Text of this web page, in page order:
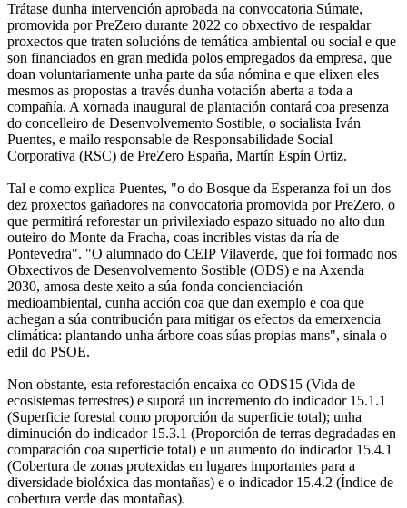
Trátase dunha intervención aprobada na convocatoria Súmate,
promovida por PreZero durante 2022 co obxectivo de respaldar
proxectos que traten solucións de temática ambiental ou social e que
son financiados en gran medida polos empregados da empresa, que
doan voluntariamente unha parte da súa nómina e que elixen eles
mesmos as propostas a través dunha votación aberta a toda a
compañía. A xornada inaugural de plantación contará coa presenza
do concelleiro de Desenvolvemento Sostible, o socialista Iván
Puentes, e mailo responsable de Responsabilidade Social
Corporativa (RSC) de PreZero España, Martín Espín Ortiz.
Tal e como explica Puentes, "o do Bosque da Esperanza foi un dos
dez proxectos gañadores na convocatoria promovida por PreZero, o
que permitirá reforestar un privilexiado espazo situado no alto dun
outeiro do Monte da Fracha, coas incribles vistas da ría de
Pontevedra". "O alumnado do CEIP Vilaverde, que foi formado nos
Obxectivos de Desenvolvemento Sostible (ODS) e na Axenda
2030, amosa deste xeito a súa fonda concienciación
medioambiental, cunha acción coa que dan exemplo e coa que
achegan a súa contribución para mitigar os efectos da emerxencia
climática: plantando unha árbore coas súas propias mans", sinala o
edil do PSOE.
Non obstante, esta reforestación encaixa co ODS15 (Vida de
ecosistemas terrestres) e suporá un incremento do indicador 15.1.1
(Superficie forestal como proporción da superficie total); unha
diminución do indicador 15.3.1 (Proporción de terras degradadas en
comparación coa superficie total) e un aumento do indicador 15.4.1
(Cobertura de zonas protexidas en lugares importantes para a
diversidade biolóxica das montañas) e o indicador 15.4.2 (Índice de
cobertura verde das montañas).